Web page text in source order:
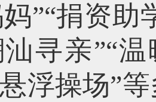
”“捐资助
汕寻亲”“
浮操场”